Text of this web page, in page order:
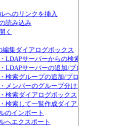
へのリンクを挿入
読み込み
く
編集ダイアログボックス
LDAPサーバーからの検索ダイアログボ
LDAPサーバーの追加/プロパティダイ
検索グループの追加/プロパティダイア
メンバーのグループ分けダイアログボ
検索ダイアログボックス
検索して一覧作成ダイアログボックス
のインポート
へエクスポート